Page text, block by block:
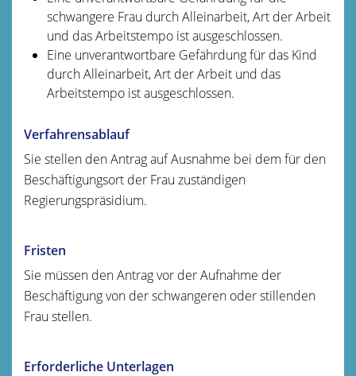
schwangere Frau durch Alleinarbeit, Art der Arbeit
und das Arbeitstempo ist ausgeschlossen.
Eine unverantwortbare Gefährdung für das Kind
durch Alleinarbeit, Art der Arbeit und das
Arbeitstempo ist ausgeschlossen.
Verfahrensablauf
Sie stellen den Antrag auf Ausnahme bei dem für den
Beschäftigungsort der Frau zuständigen
Regierungspräsidium.
Fristen
Sie müssen den Antrag vor der Aufnahme der
Beschäftigung von der schwangeren oder stillenden
Frau stellen.
Erforderliche Unterlagen